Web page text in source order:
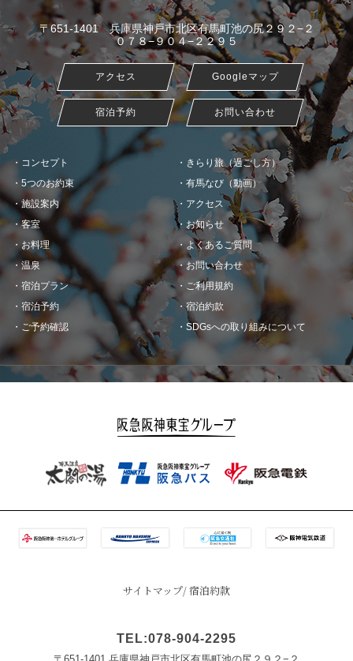
〒651-1401 兵庫県神戸市北区有馬町池の尻２９２−２
０７８−９０４−２２９５
アクセス Googleマップ
宿泊予約 お問い合わせ
コンセプト
5つのお約束
施設案内
客室
お料理
温泉
きらり旅（過ごし方）
有馬なび（動画）
アクセス
お知らせ
宿泊プラン
宿泊予約
ご予約確認
よくあるご質問
お問い合わせ
ご利用規約
宿泊約款
SDGsへの取り組みについて
サイトマップ 宿泊約款
TEL:078-904-2295